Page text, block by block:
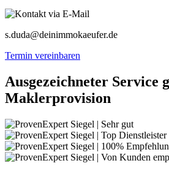
s.duda@deinimmokaeufer.de
Termin vereinbaren
Ausgezeichneter Service
Maklerprovision